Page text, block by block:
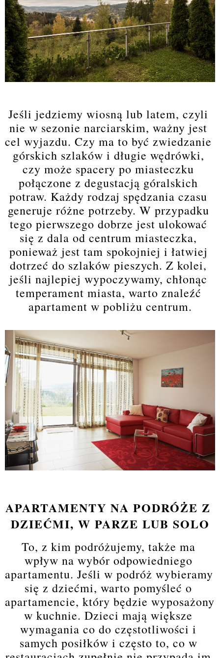
Jeśli jedziemy wiosną lub latem, czyli
nie w sezonie narciarskim, ważny jest
cel wyjazdu. Czy ma to być zwiedzanie
górskich szlaków i długie wędrówki,
czy może spacery po miasteczku
połączone z degustacją góralskich
potraw. Każdy rodzaj spędzania czasu
generuje różne potrzeby. W przypadku
tego pierwszego dobrze jest ulokować
się z dala od centrum miasteczka,
ponieważ jest tam spokojniej i łatwiej
dotrzeć do szlaków pieszych. Z kolei,
jeśli najlepiej wypoczywamy, chłonąc
temperament miasta, warto znaleźć
apartament w pobliżu centrum.
APARTAMENTY NA PODRÓŻE Z
DZIEĆMI, W PARZE LUB SOLO
To, z kim podróżujemy, także ma
wpływ na wybór odpowiedniego
apartamentu. Jeśli w podróż wybieramy
się z dziećmi, warto pomyśleć o
apartamencie, który będzie wyposażony
w kuchnie. Dzieci mają większe
wymagania co do częstotliwości i
samych posiłków i często to, co w